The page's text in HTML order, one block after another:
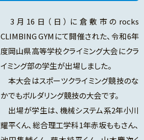
3月16日（日）に倉敷市のrocks
CLIMBING GYMにて開催された、令和6年
度岡山県高等学校クライミング大会にクラ
イミング部の学生が出場しました。
本大会はスポーツクライミング競技のな
かでもボルダリング競技の大会です。
出場が学生は、機械システム系2年小川
耀平くん、総合理工学科1年赤坂ももさん、